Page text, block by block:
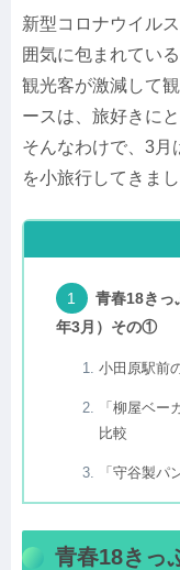
新型コロナウイル
囲気に包まれてい
観光客が激減して
ースは、旅好きに
そんなわけで、3月
を小旅行してきま
青春18きっ
年3月）その①
小田原駅前
「柳屋ベー
比較
「守谷製パ
青春18きっ